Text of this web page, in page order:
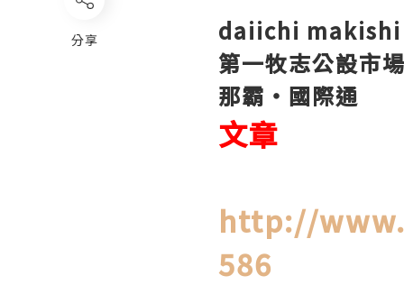
分享
daiichi
第一牧志公設市場
那霸・國際通
文章
http://
586